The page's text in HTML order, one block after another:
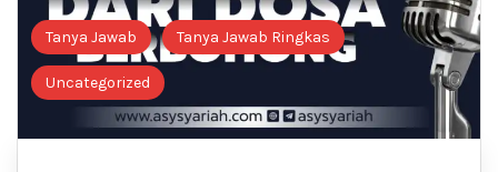
Tanya Jawab Tanya Jawab Ringkas
Uncategorized